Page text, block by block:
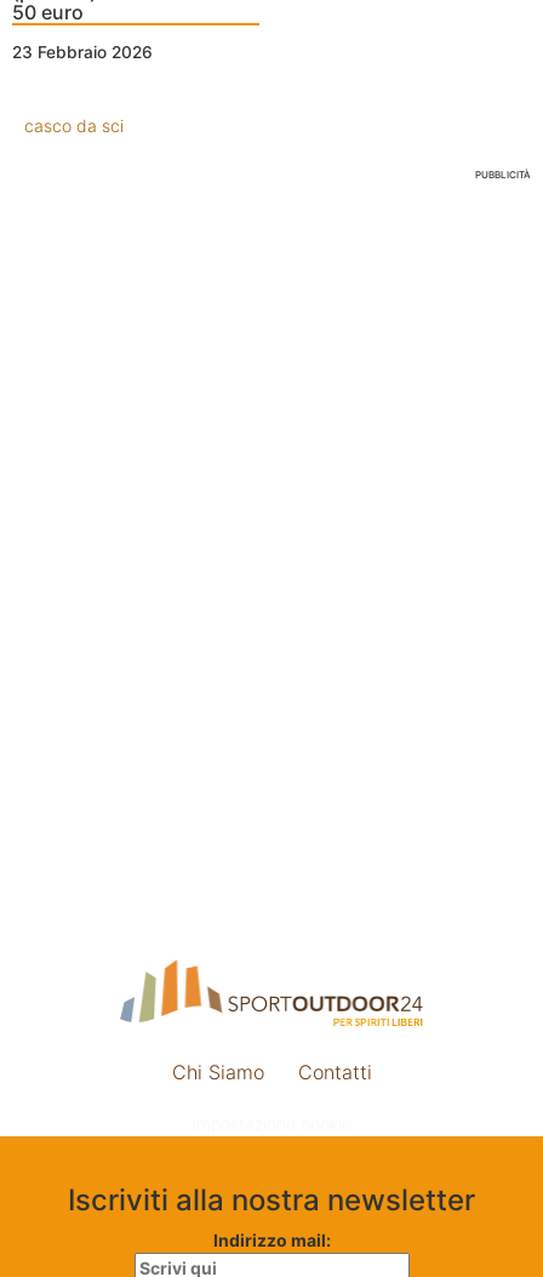
50 euro
23 Febbraio 2026
casco da sci
PUBBLICITÀ
Chi Siamo Contatti
Iscriviti alla nostra newsletter
Indirizzo mail: